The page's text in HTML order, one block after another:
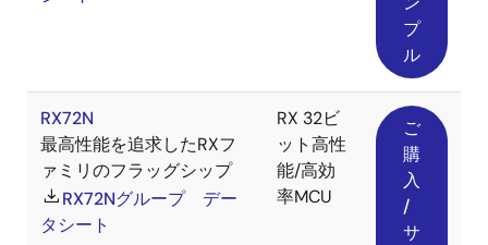
プ
ル
RX72N
最高性能を追求したRXフ
ァミリのフラッグシップ
RX72Nグループ デー
タシート
RX 32ビ
ット高性
能/高効
率MCU
ご
購
入
/
サ